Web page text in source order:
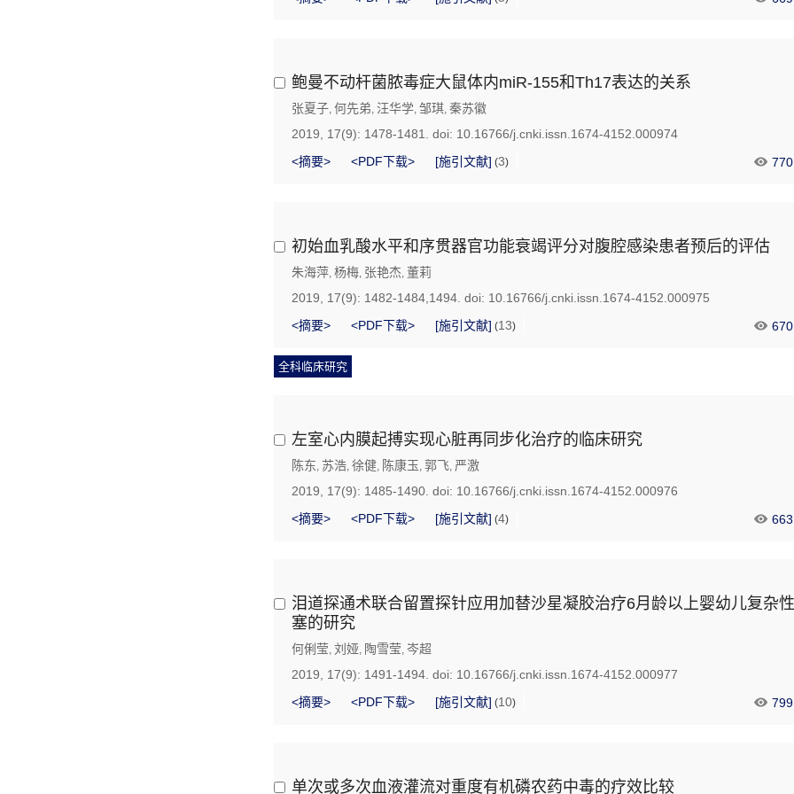
鲍曼不动杆菌脓毒症大鼠体内miR-155和Th17表达的关系
张夏子, 何先弟, 汪华学, 邹琪, 秦苏徽
2019, 17(9): 1478-1481. doi: 10.16766/j.cnki.issn.1674-4152.000974
<摘要>
<PDF下载> [施引文献] (3) 770
初始血乳酸水平和序贯器官功能衰竭评分对腹腔感染患者预后的评估
朱海萍, 杨梅, 张艳杰, 董莉
2019, 17(9): 1482-1484,1494. doi: 10.16766/j.cnki.issn.1674-4152.000975
<摘要>
<PDF下载> [施引文献] (13) 670
全科临床研究
左室心内膜起搏实现心脏再同步化治疗的临床研究
陈东, 苏浩, 徐健, 陈康玉, 郭飞, 严激
2019, 17(9): 1485-1490. doi: 10.16766/j.cnki.issn.1674-4152.000976
<摘要>
<PDF下载> [施引文献] (4) 663
泪道探通术联合留置探针应用加替沙星凝胶治疗6月龄以上婴幼儿复杂
塞的研究
何俐莹, 刘娅, 陶雪莹, 岑超
2019, 17(9): 1491-1494. doi: 10.16766/j.cnki.issn.1674-4152.000977
<摘要>
<PDF下载> [施引文献] (10) 799
单次或多次血液灌流对重度有机磷农药中毒的疗效比较